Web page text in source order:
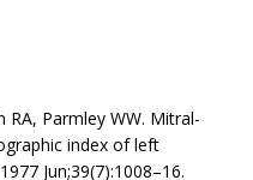
RA, Parmley WW. Mitral-
index of left
Jun;39(7):1008–16.